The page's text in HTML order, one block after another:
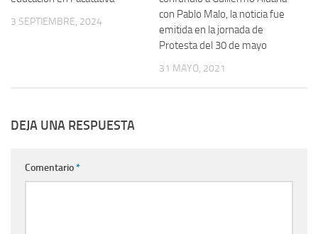
3 SEPTIEMBRE, 2024
con Pablo Malo, la noticia fue
emitida en la jornada de
Protesta del 30 de mayo
31 MAYO, 2021
DEJA UNA RESPUESTA
Comentario*